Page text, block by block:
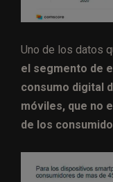
Uno de los datos
el segmento de
consumo digital
móviles, que no
de los